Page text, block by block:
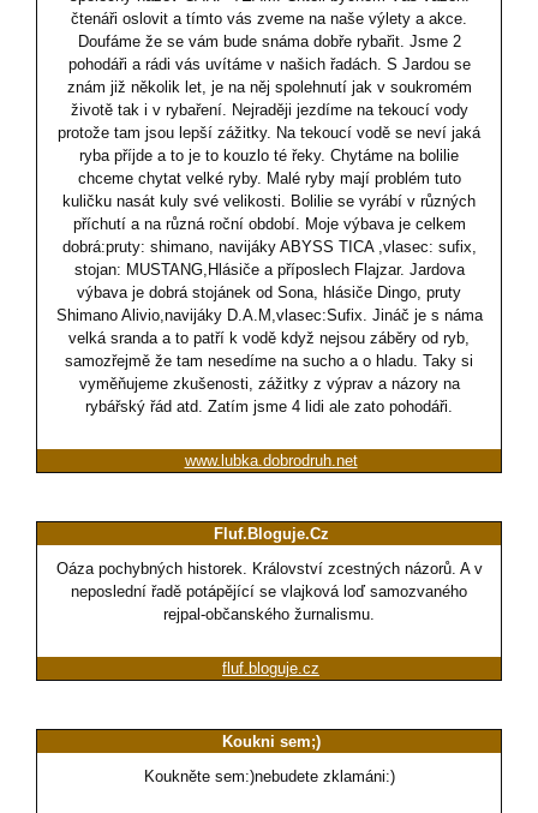
čtenáři oslovit a tímto vás zveme na naše výlety a akce.
Doufáme že se vám bude snáma dobře rybařit. Jsme 2
pohodáři a rádi vás uvítáme v našich řadách. S Jardou se
znám již několik let, je na něj spolehnutí jak v soukromém
životě tak i v rybaření. Nejraději jezdíme na tekoucí vody
protože tam jsou lepší zážitky. Na tekoucí vodě se neví jaká
ryba příjde a to je to kouzlo té řeky. Chytáme na bolilie
chceme chytat velké ryby. Malé ryby mají problém tuto
kuličku nasát kuly své velikosti. Bolilie se vyrábí v různých
příchutí a na různá roční období. Moje výbava je celkem
dobrá:pruty: shimano, navijáky ABYSS TICA ,vlasec: sufix,
stojan: MUSTANG,Hlásiče a příposlech Flajzar. Jardova
výbava je dobrá stojánek od Sona, hlásiče Dingo, pruty
Shimano Alivio,navijáky D.A.M,vlasec:Sufix. Jináč je s náma
velká sranda a to patří k vodě když nejsou záběry od ryb,
samozřejmě že tam nesedíme na sucho a o hladu. Taky si
vyměňujeme zkušenosti, zážitky z výprav a názory na
rybářský řád atd. Zatím jsme 4 lidi ale zato pohodáři.
www.lubka.dobrodruh.net
Fluf.Bloguje.Cz
Oáza pochybných historek. Království zcestných názorů. A v
neposlední řadě potápějící se vlajková loď samozvaného
rejpal-občanského žurnalismu.
fluf.bloguje.cz
Koukni sem;)
Koukněte sem:)nebudete zklamáni:)